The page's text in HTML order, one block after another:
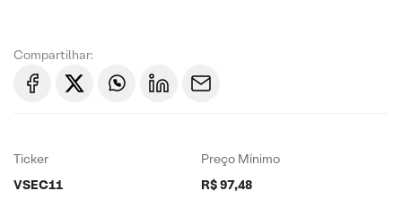
Compartilhar:
Ticker
VSEC11
Preço Mínimo
R$ 97,48